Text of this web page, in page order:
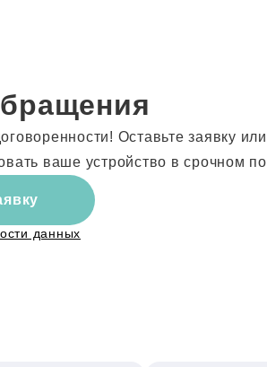
Оставьте заявку
ваше устройство в срочном
данных